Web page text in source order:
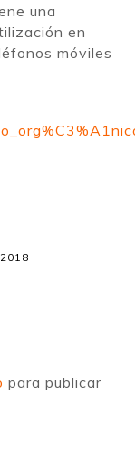
una
en
móviles
para publicar